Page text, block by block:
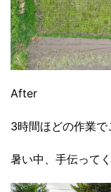
After
3時間ほどの作業で
暑い中、手伝って